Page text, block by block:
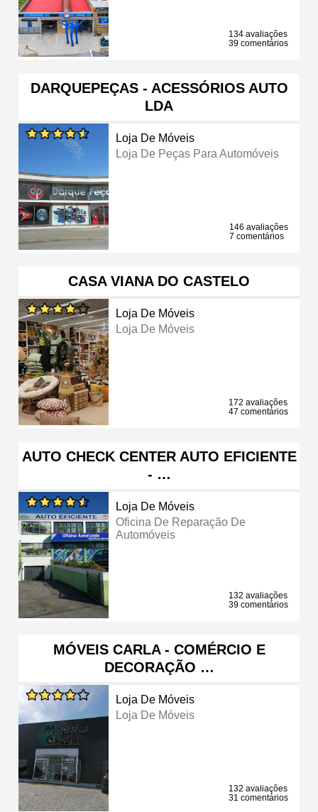
134 avaliações
39 comentários
DARQUEPEÇAS - ACESSÓRIOS AUTO
LDA
Loja De Móveis
Loja De Peças Para Automóveis
146 avaliações
7 comentários
CASA VIANA DO CASTELO
Loja De Móveis
Loja De Móveis
172 avaliações
47 comentários
AUTO CHECK CENTER AUTO EFICIENTE
- …
Loja De Móveis
Oficina De Reparação De
Automóveis
132 avaliações
39 comentários
MÓVEIS CARLA - COMÉRCIO E
DECORAÇÃO …
Loja De Móveis
Loja De Móveis
132 avaliações
31 comentários